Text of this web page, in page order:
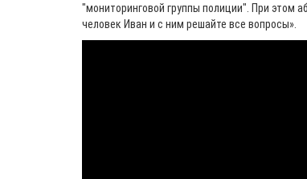
"мониторинговой группы полиции". При этом
человек Иван и с ним решайте все вопросы».